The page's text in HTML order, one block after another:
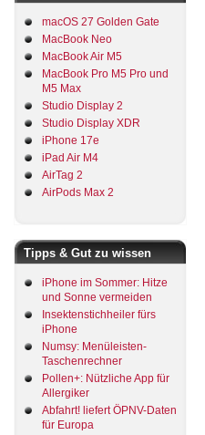
macOS 27 Golden Gate
MacBook Neo
MacBook Air M5
MacBook Pro M5 Pro und
M5 Max
Studio Display 2
Studio Display XDR
iPhone 17e
iPad Air M4
AirTag 2
AirPods Max 2
Tipps & Gut zu wissen
iPhone im Sommer: Hitze
und Sonne vermeiden
Insektenstichheiler fürs
iPhone
Numsy: Menüleisten-
Taschenrechner
Pollen+: Nützliche App für
Allergiker
Abfahrt! liefert ÖPNV-Daten
für Europa